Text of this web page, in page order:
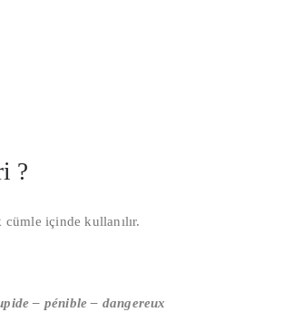
?
içinde kullanılır.
– pénible – dangereux